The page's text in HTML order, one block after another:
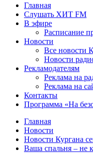
Главная
Слушать ХИТ FM
В эфире
Расписание
Новости
Все новости
Новости
Рекламодателям
Реклама на
Реклама на
Контакты
Программа «На
Главная
Новости
Новости Кургана
Ваша спальня – не